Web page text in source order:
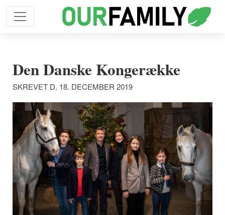
Den Danske Kongerække
SKREVET D. 18. DECEMBER 2019